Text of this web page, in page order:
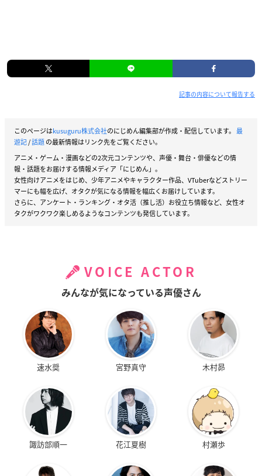
記事の内容について報告する
このページはkusuguru株式会社のにじめん編集部が作成・配信しています。 最
遊記/話題の最新情報はリンク先をご覧ください。
アニメ・ゲーム・漫画などの2次元コンテンツや、声優・舞台・俳優などの情
報・話題をお届けする情報メディア「にじめん」。
女性向けアニメをはじめ、少年アニメやキャラクター作品、VTuberなどストリー
マーにも幅を広げ、オタクが気になる情報を幅広くお届けしています。
さらに、アンケート・ランキング・オタ活（推し活）お役立ち情報など、女性オ
タクがワクワク楽しめるようなコンテンツも発信しています。
VOICE ACTOR
みんなが気になっている声優さん
速水奨 宮野真守 木村昴
諏訪部順一 花江夏樹 村瀬歩